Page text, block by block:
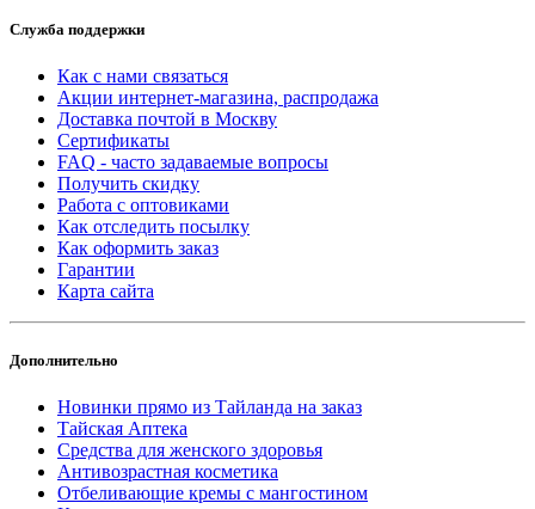
Служба поддержки
Как с нами связаться
Акции интернет-магазина, распродажа
Доставка почтой в Москву
Сертификаты
FAQ - часто задаваемые вопросы
Получить скидку
Работа с оптовиками
Как отследить посылку
Как оформить заказ
Гарантии
Карта сайта
Дополнительно
Новинки прямо из Тайланда на заказ
Тайская Аптека
Средства для женского здоровья
Антивозрастная косметика
Отбеливающие кремы с мангостином